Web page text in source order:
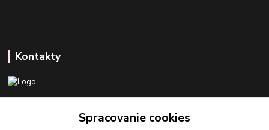
Kontakty
Spracovanie cookies